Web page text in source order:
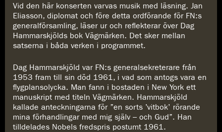
Länken har kopierats
https://www.konserthuset.se/play/kvartett-for-tidens-ande/
Vid den här konserten varvas musik med läsning. Jan
Eliasson, diplomat och före detta ordförande för FN:s
generalförsamling, läser ur och reflekterar över Dag
Hammarskjölds bok Vägmärken. Det sker mellan
satserna i båda verken i programmet.
Dag Hammarskjöld var FN:s generalsekreterare från
1953 fram till sin död 1961, i vad som antogs vara en
flygplansolycka. Man fann i bostaden i New York ett
manuskript med titeln Vägmärken. Hammarskjöld
kallade anteckningarna för ”en sorts ’vitbok’ rörande
mina förhandlingar med mig själv – och Gud”. Han
tilldelades Nobels fredspris postumt 1961.